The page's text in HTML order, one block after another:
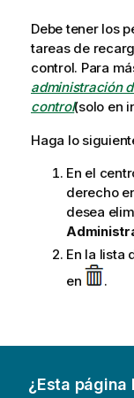
r
e
c
i
Debe tener los
tareas de
control. Para
administración
control(solo en
Haga lo
En el
derecho
desea
En la lista
en
.
¿Esta página